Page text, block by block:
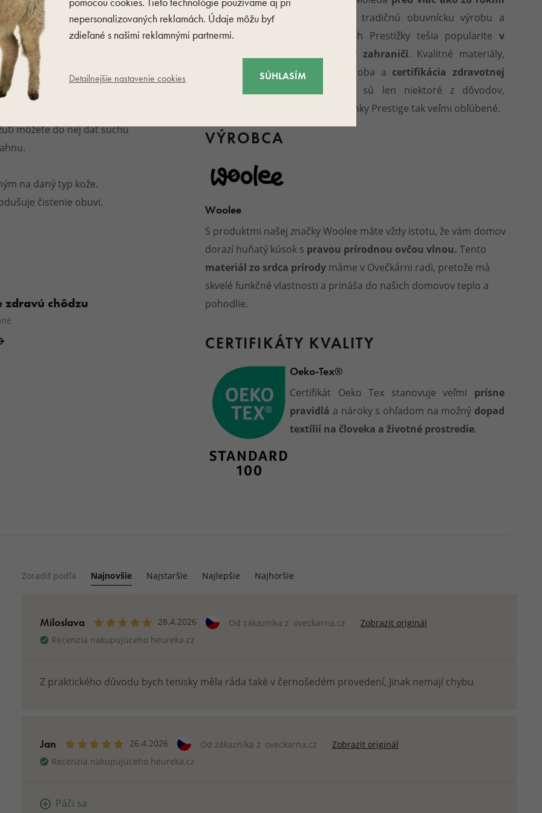
a jemnou handričkou.
handričky, špongie,
môžete do nej dať suchú
na daný typ kože.
čistenie obuvi.
zdravú chôdzu
nadviazala na tradičnú obuvnícku výrobu a
odvtedy sa ich Prestižky tešia popularite v
Čechách aj v zahraničí. Kvalitné materiály,
starostlivá výroba a certifikácia zdravotnej
sú len niektoré z dôvodov,
prečo sú topánky Prestige tak veľmi obľúbené.
VÝROBCA
Woolee
S produktmi našej značky Woolee máte vždy istotu, že vám domov
dorazí huňatý kúsok s pravou prírodnou ovčou vlnou. Tento
materiál zo srdca prírody máme v Ovečkárni radi, pretože má
skvelé funkčné vlastnosti a prináša do našich domovov teplo a
pohodlie.
CERTIFIKÁTY KVALITY
Oeko-Tex®
Certifikát Oeko Tex stanovuje veľmi prísne
pravidlá a nároky s ohľadom na možný dopad
textílií na človeka a životné prostredie.
Zoradiť podľa Najnovšie Najstaršie Najlepšie Najhoršie
Miloslava 28.4.2026 Od zákazníka z oveckarna.cz
Zobrazit originál
Recenzia nakupujúceho heureka.cz
Z praktického důvodu bych tenisky měla ráda také v černošedém provedení, Jinak nemají chybu
Jan 26.4.2026 Od zákazníka z oveckarna.cz
Zobrazit originál
Recenzia nakupujúceho heureka.cz
Páči sa
nepersonalizovaných reklamách. Údaje môžu byť
zdieľané s našimi reklamnými partnermi.
Detailnejšie nastavenie cookies SÚHLASÍM